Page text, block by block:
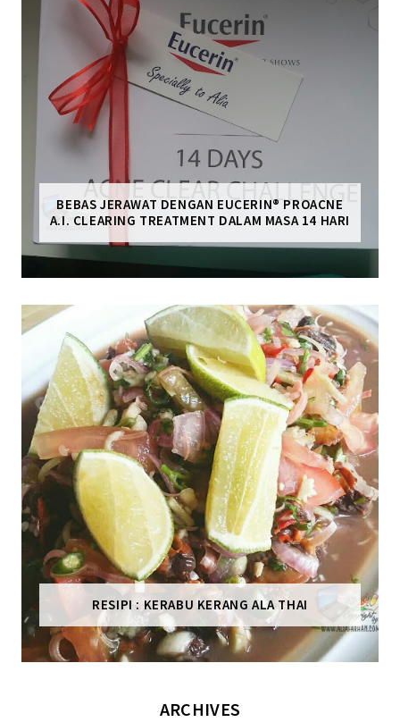
BEBAS JERAWAT DENGAN EUCERIN® PROACNE
A.I. CLEARING TREATMENT DALAM MASA 14 HARI
RESIPI : KERABU KERANG ALA THAI
ARCHIVES